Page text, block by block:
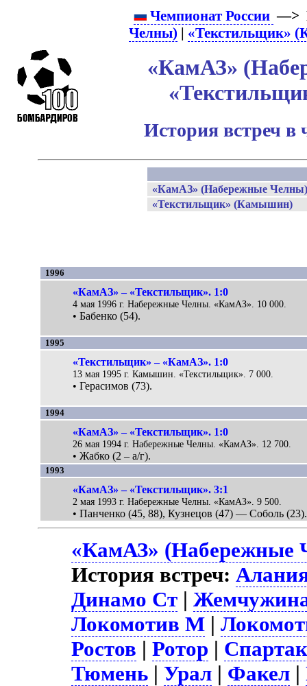
Чемпионат России —>
Челны) | «Текстильщик»
«КамАЗ»
История встреч в
«КамАЗ» (Набережные
«Текстильщик» (Камышин)
1996
«КамАЗ» – «Текстильщик». 1:0
4 мая 1996 г. Набережные Челны. «КамАЗ». 10 000.
• Бабенко (54).
1995
«Текстильщик» – «КамАЗ». 1:0
13 мая 1995 г. Камышин. «Текстильщик». 7 000.
• Герасимов (73).
1994
«КамАЗ» – «Текстильщик». 1:0
26 мая 1994 г. Набережные Челны. «КамАЗ». 12 700.
• Жабко (2 – а/г).
1993
«КамАЗ» – «Текстильщик». 3:1
2 мая 1993 г. Набережные Челны. «КамАЗ». 9 500.
• Панченко (45, 88), Кузнецов (47) — Соболь (23).
«КамАЗ» (Набережные
История встреч:
Динамо Ст |
Локомотив М |
Ростов |Ротор |
Тюмень |Урал | Факел |